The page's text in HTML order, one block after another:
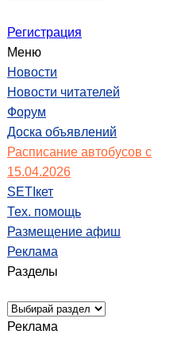
Регистрация
Меню
Новости
Новости читателей
Форум
Доска объявлений
Расписание автобусов с
15.04.2026
SETIкет
Тех. помощь
Размещение афиш
Реклама
Разделы
Реклама